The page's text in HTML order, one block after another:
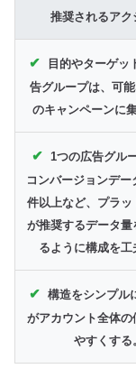
推奨されるアク
目的やターゲッ
告グループは、可
のキャンペーンに
1つの広告グル
コンバージョンデー
件以上など、プラッ
が推奨するデータ量
るように構成を工
構造をシンプル
がアカウント全体の
やすくする